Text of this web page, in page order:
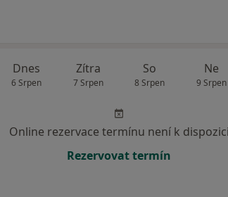
Dnes
6 Srpen
Zítra
7 Srpen
So
8 Srpen
Ne
9 Srpen
Online rezervace termínu není k dispozici
Rezervovat termín